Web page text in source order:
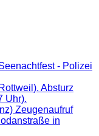
- Polizei
Absturz
Uhr).
Zeugenaufruf
in